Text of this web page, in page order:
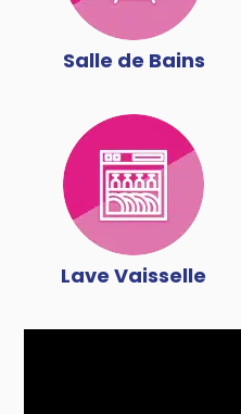
Salle de Bains
Lave Vaisselle